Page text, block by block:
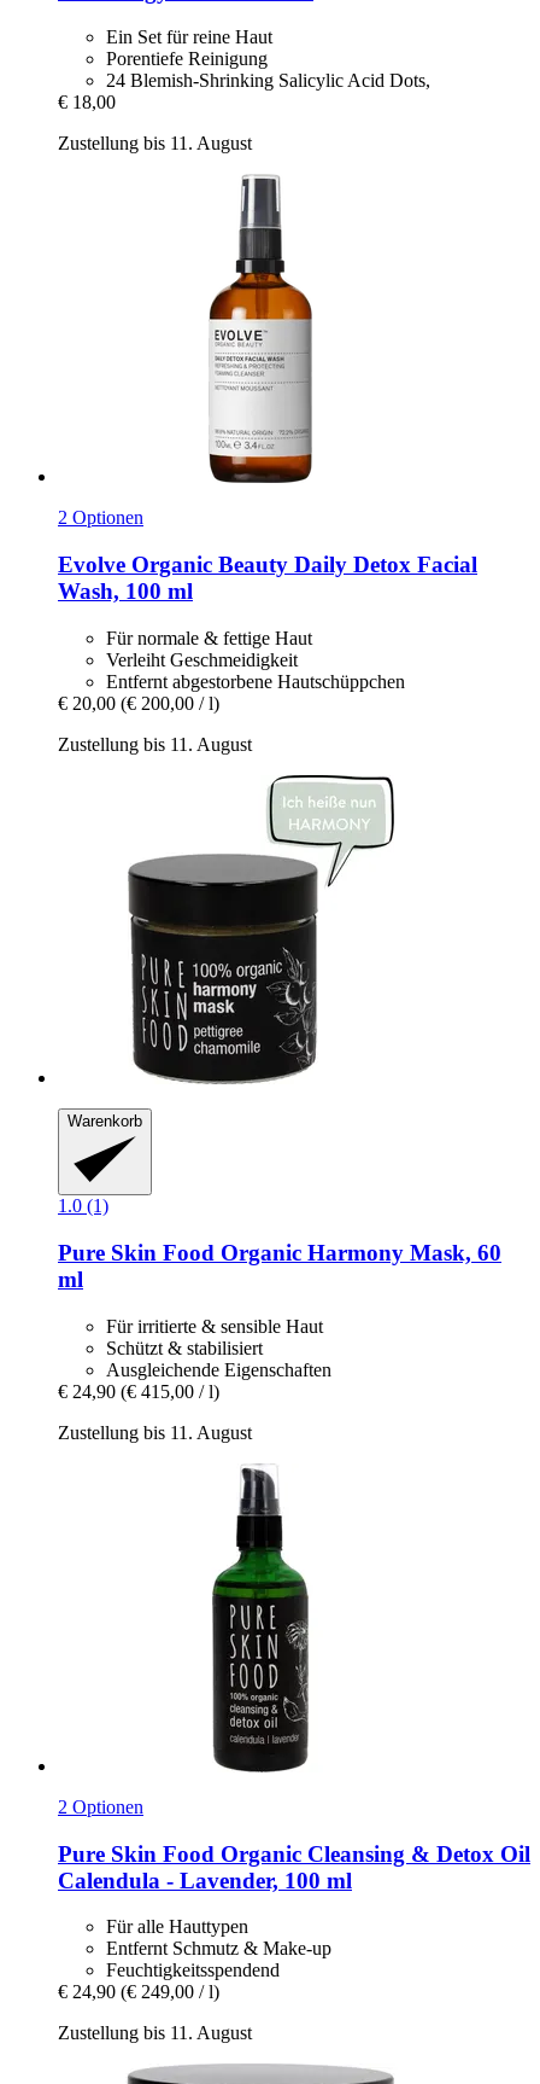
Ein Set für reine Haut
Porentiefe Reinigung
24 Blemish-Shrinking Salicylic Acid Dots,
€ 18,00
Zustellung bis 11. August
2 Optionen
Evolve Organic Beauty Daily Detox Facial
Wash, 100 ml
Für normale & fettige Haut
Verleiht Geschmeidigkeit
Entfernt abgestorbene Hautschüppchen
€ 20,00 (€ 200,00 / l)
Zustellung bis 11. August
Warenkorb
1.0 (1)
Pure Skin Food Organic Harmony Mask, 60
ml
Für irritierte & sensible Haut
Schützt & stabilisiert
Ausgleichende Eigenschaften
€ 24,90 (€ 415,00 / l)
Zustellung bis 11. August
2 Optionen
Pure Skin Food Organic Cleansing & Detox Oil
Calendula -​ Lavender, 100 ml
Für alle Hauttypen
Entfernt Schmutz & Make-up
Feuchtigkeitsspendend
€ 24,90 (€ 249,00 / l)
Zustellung bis 11. August